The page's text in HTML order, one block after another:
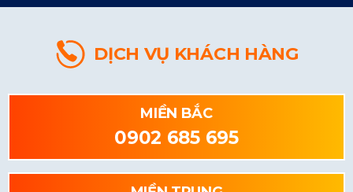
DỊCH VỤ KHÁCH HÀNG
MIỀN BẮC
0902 685 695